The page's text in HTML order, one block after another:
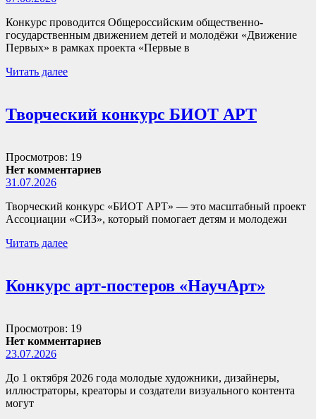
Конкурс проводится Общероссийским общественно-
государственным движением детей и молодёжи «Движение
Первых» в рамках проекта «Первые в
Читать далее
Творческий конкурс БИОТ АРТ
Просмотров: 19
Нет комментариев
31.07.2026
Творческий конкурс «БИОТ АРТ» — это масштабный проект
Ассоциации «СИЗ», который помогает детям и молодежи
Читать далее
Конкурс арт-постеров «НаучАрт»
Просмотров: 19
Нет комментариев
23.07.2026
До 1 октября 2026 года молодые художники, дизайнеры,
иллюстраторы, креаторы и создатели визуального контента
могут